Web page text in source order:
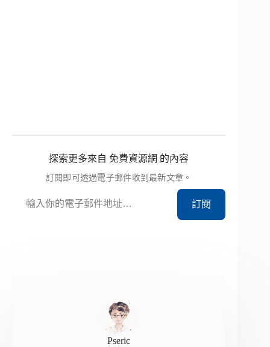
探索更多來自 免費資源網 的內容
訂閱即可透過電子郵件收到最新文章。
訂閱
Pseric